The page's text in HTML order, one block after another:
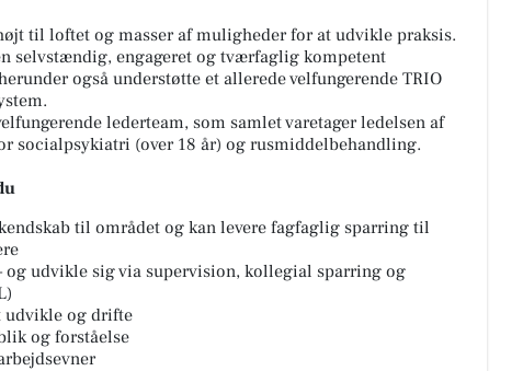
til loftet og masser af muligheder for at udvikle praksis.
selvstændig, engageret og tværfaglig kompetent
også understøtte et allerede velfungerende TRIO
lederteam, som samlet varetager ledelsen af
socialpsykiatri (over 18 år) og rusmiddelbehandling.
til området og kan levere fagfaglig sparring til
og udvikle sig via supervision, kollegial sparring og
udvikle og drifte
og forståelse